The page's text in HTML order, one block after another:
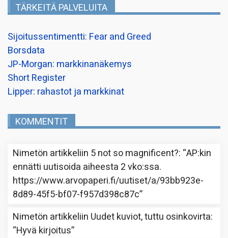
TÄRKEITÄ PALVELUITA
Sijoitussentimentti: Fear and Greed
Borsdata
JP-Morgan: markkinanäkemys
Short Register
Lipper: rahastot ja markkinat
KOMMENTIT
Nimetön artikkeliin 5 not so magnificent?: “AP:kin
ennätti uutisoida aiheesta 2 vko:ssa.
https://www.arvopaperi.fi/uutiset/a/93bb923e-
8d89-45f5-bf07-f957d398c87c”
Nimetön artikkeliin Uudet kuviot, tuttu osinkovirta:
“Hyvä kirjoitus”